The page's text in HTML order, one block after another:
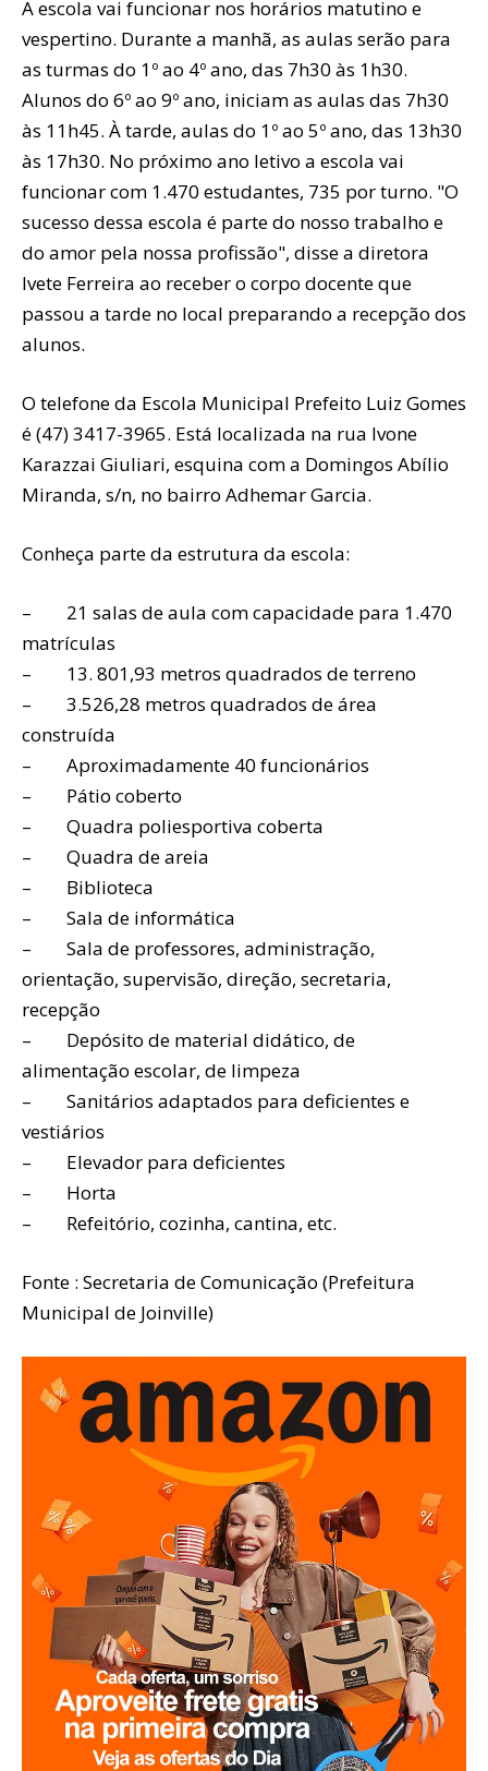
A escola vai funcionar nos horários matutino e
vespertino. Durante a manhã, as aulas serão para
as turmas do 1º ao 4º ano, das 7h30 às 1h30.
Alunos do 6º ao 9º ano, iniciam as aulas das 7h30
às 11h45. À tarde, aulas do 1º ao 5º ano, das 13h30
às 17h30. No próximo ano letivo a escola vai
funcionar com 1.470 estudantes, 735 por turno. "O
sucesso dessa escola é parte do nosso trabalho e
do amor pela nossa profissão", disse a diretora
Ivete Ferreira ao receber o corpo docente que
passou a tarde no local preparando a recepção dos
alunos.
O telefone da Escola Municipal Prefeito Luiz Gomes
é (47) 3417-3965. Está localizada na rua Ivone
Karazzai Giuliari, esquina com a Domingos Abílio
Miranda, s/n, no bairro Adhemar Garcia.
Conheça parte da estrutura da escola:
– 21 salas de aula com capacidade para 1.470
matrículas
– 13. 801,93 metros quadrados de terreno
– 3.526,28 metros quadrados de área
construída
– Aproximadamente 40 funcionários
– Pátio coberto
– Quadra poliesportiva coberta
– Quadra de areia
– Biblioteca
– Sala de informática
– Sala de professores, administração,
orientação, supervisão, direção, secretaria,
recepção
– Depósito de material didático, de
alimentação escolar, de limpeza
– Sanitários adaptados para deficientes e
vestiários
– Elevador para deficientes
– Horta
– Refeitório, cozinha, cantina, etc.
Fonte : Secretaria de Comunicação (Prefeitura
Municipal de Joinville)